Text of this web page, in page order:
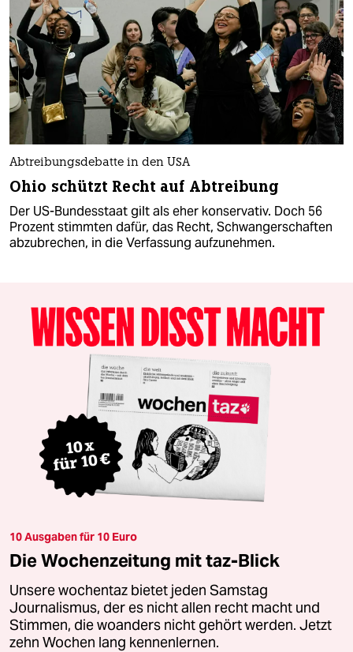
Abtreibungsdebatte in den USA
Ohio schützt Recht auf Abtreibung
Der US-Bundesstaat gilt als eher konservativ. Doch 56
Prozent stimmten dafür, das Recht, Schwangerschaften
abzubrechen, in die Verfassung aufzunehmen.
10 Ausgaben für 10 Euro
Die Wochenzeitung mit taz-Blick
Unsere wochentaz bietet jeden Samstag
Journalismus, der es nicht allen recht macht und
Stimmen, die woanders nicht gehört werden. Jetzt
zehn Wochen lang kennenlernen.